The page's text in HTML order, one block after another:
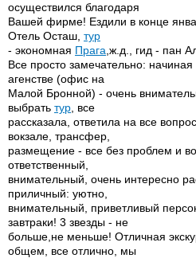
осуществился благодаря
Вашей фирме! Ездили в конце
Отель Осташ, тур
- экономная Прага ,ж.д., гид - пан
Все просто замечательно:
агенстве (офис на
Малой Бронной) - очень
выбрать тур , все
рассказала, ответила на все
вокзале, трансфер,
размещение - все без проблем и
ответственный,
внимательный, очень интересно
приличный: уютно,
внимательный, приветливый
завтраки! 3 звезды - не
больше,не меньше! Отличная
общем, все отлично, мы